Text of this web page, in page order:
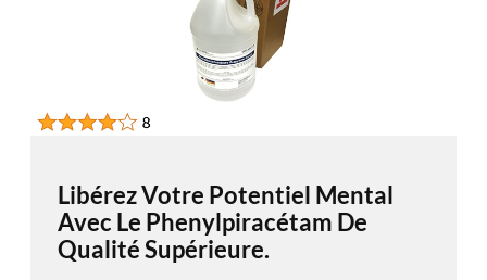
Libérez Votre Potentiel Mental
Avec Le Phenylpiracétam De
Qualité Supérieure.